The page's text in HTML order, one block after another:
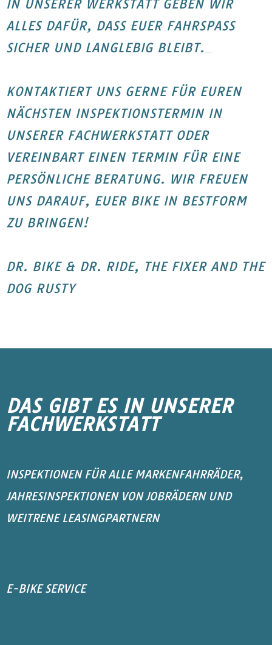
IN UNSERER WERKSTATT GEBEN WIR
ALLES DAFÜR, DASS EUER FAHRSPASS S
ICHER UND LANGLEBIG BLEIBT.
KONTAKTIERT UNS GERNE FÜR EUREN
NÄCHSTEN INSPEKTIONSTERMIN IN
UNSERER FACHWERKSTATT ODER
VEREINBART EINEN TERMIN FÜR EINE
PERSÖNLICHE BERATUNG. WIR FREUEN
UNS DARAUF, EUER BIKE IN BESTFORM
ZU BRINGEN!
DR. BIKE & DR. RIDE, THE FIXER AND THE
DOG RUSTY
DAS GIBT ES IN UNSERER
FACHWERKSTATT
INSPEKTIONEN FÜR ALLE MARKENFAHRRÄDER,
JAHRESINSPEKTIONEN VON JOBRÄDERN UND
WEITRENE LEASINGPARTNERN
E-BIKE SERVICE